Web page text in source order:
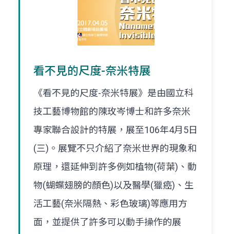
看不見的尺度-奈米特展
《看不見的尺度-奈米特展》是由國立科
技工藝博物館的陳玫岑博士和許多奈米
專家聯合設計的特展，展至106年4月5日
(三)。展覽不只介紹了奈米世界的現象和
原理，還延伸到許多例如植物(荷葉)、動
物(蝴蝶翅膀的顏色)以及醫學(獵癌)、生
活工藝(奈米隔熱、彩色玻璃)等應用方
面，並提供了許多可以動手操作的展